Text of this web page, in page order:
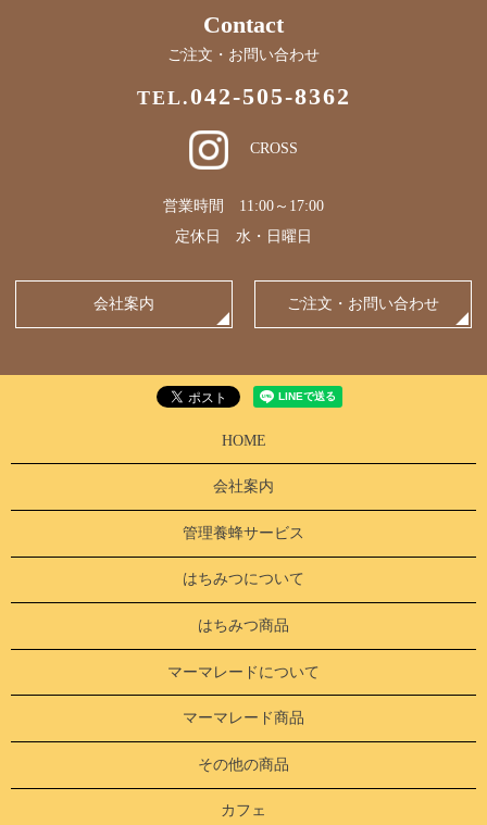
Contact
ご注文・お問い合わせ
TEL.042-505-8362
CROSS
営業時間 11:00～17:00
定休日 水・日曜日
会社案内 ご注文・お問い合わせ
HOME
会社案内
管理養蜂サービス
はちみつについて
はちみつ商品
マーマレードについて
マーマレード商品
その他の商品
カフェ